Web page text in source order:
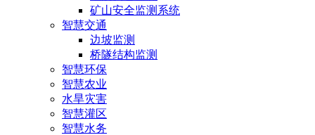
矿山安全监测系统
智慧交通
边坡监测
桥隧结构监测
智慧环保
智慧农业
水旱灾害
智慧灌区
智慧水务